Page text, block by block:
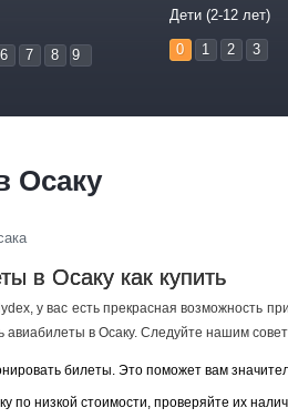
6 7 8 9
Дети (2-12 лет)
0 1 2 3
Осаку
в Осаку как купить
у вас есть прекрасная возможность
в Осаку. Следуйте нашим
билеты. Это поможет вам
по низкой стоимости, проверяйте их